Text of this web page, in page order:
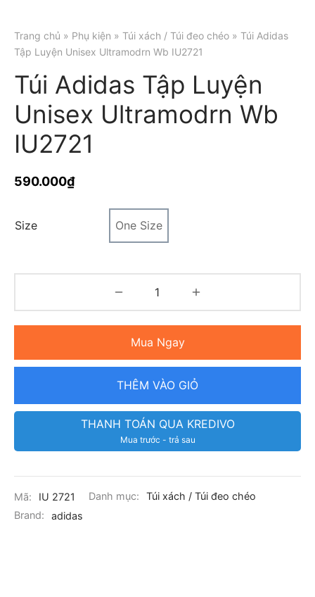
Trang chủ » Phụ kiện » Túi xách / Túi đeo chéo » Túi Adidas
Tập Luyện Unisex Ultramodrn Wb IU2721
Túi Adidas Tập Luyện
Unisex Ultramodrn Wb
IU2721
590.000₫
Size One Size
Mua Ngay
THÊM VÀO GIỎ
THANH TOÁN QUA KREDIVO
Mua trước - trả sau
Mã: IU 2721 Danh mục:
Túi xách / Túi đeo chéo
Brand:
adidas